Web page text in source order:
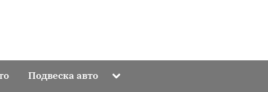
Подвеска авто Toggle